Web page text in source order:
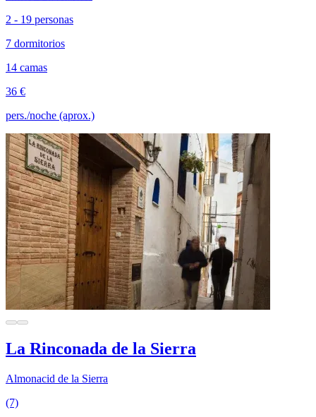
2 - 19 personas
7 dormitorios
14 camas
36 €
pers./noche (aprox.)
La Rinconada de la Sierra
Almonacid de la Sierra
(7)